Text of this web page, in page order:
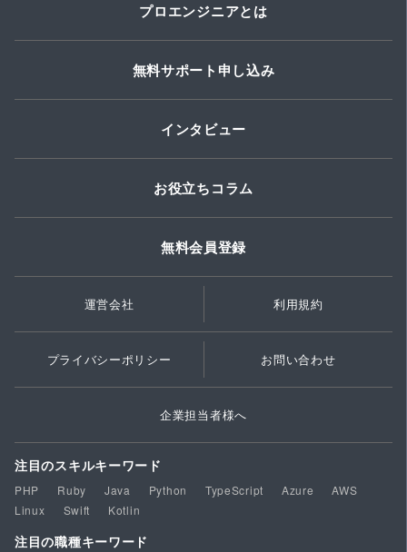
プロエンジニアとは
無料サポート申し込み
インタビュー
お役立ちコラム
無料会員登録
運営会社 利用規約
プライバシーポリシー お問い合わせ
企業担当者様へ
注目のスキルキーワード
PHP Ruby Java Python TypeScript Azure
AWS
Linux
Swift Kotlin
注目の職種キーワード